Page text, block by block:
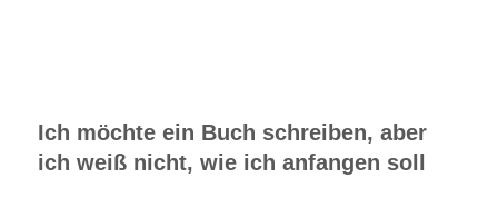
Ich möchte ein Buch schreiben, aber
ich weiß nicht, wie ich anfangen soll